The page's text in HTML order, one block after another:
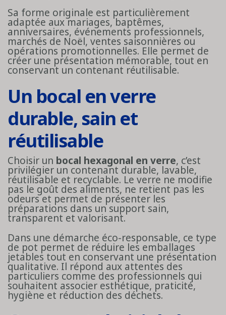
Sa forme originale est particulièrement
adaptée aux mariages, baptêmes,
anniversaires, événements professionnels,
marchés de Noël, ventes saisonnières ou
opérations promotionnelles. Elle permet de
créer une présentation mémorable, tout en
conservant un contenant réutilisable.
Un bocal en verre
durable, sain et
réutilisable
Choisir un bocal hexagonal en verre, c’est
privilégier un contenant durable, lavable,
réutilisable et recyclable. Le verre ne modifie
pas le goût des aliments, ne retient pas les
odeurs et permet de présenter les
préparations dans un support sain,
transparent et valorisant.
Dans une démarche éco-responsable, ce type
de pot permet de réduire les emballages
jetables tout en conservant une présentation
qualitative. Il répond aux attentes des
particuliers comme des professionnels qui
souhaitent associer esthétique, praticité,
hygiène et réduction des déchets.